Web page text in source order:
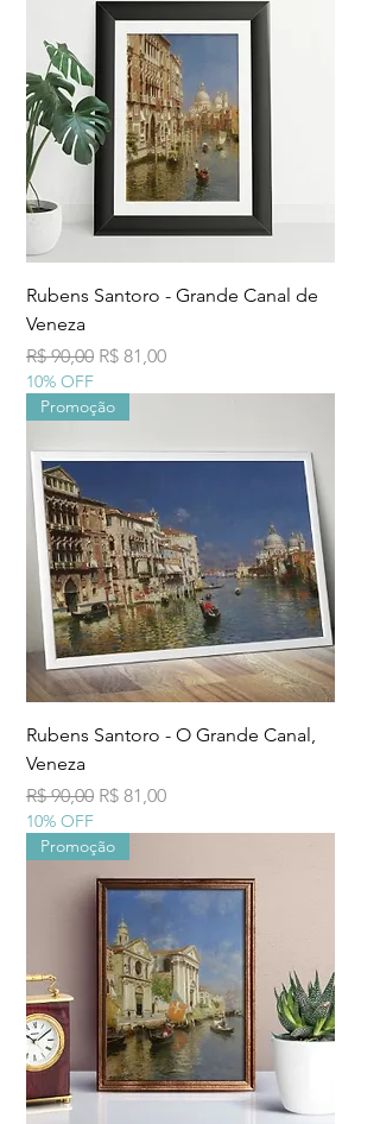
Rubens Santoro - Grande Canal de
Veneza
Preço normal
R$ 90,00 Preço promocional
R$ 81,00
10% OFF
Promoção
Rubens Santoro - O Grande Canal,
Veneza
Preço normal
R$ 90,00 Preço promocional
R$ 81,00
10% OFF
Promoção